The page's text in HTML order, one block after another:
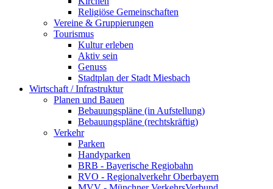
Religiöse Gemeinschaften
Vereine & Gruppierungen
Tourismus
Kultur erleben
Aktiv sein
Genuss
Stadtplan der Stadt Miesbach
Wirtschaft / Infrastruktur
Planen und Bauen
Bebauungspläne (in Aufstellung)
Bebauungspläne (rechtskräftig)
Verkehr
Parken
Handyparken
BRB - Bayerische Regiobahn
RVO - Regionalverkehr Oberbayern